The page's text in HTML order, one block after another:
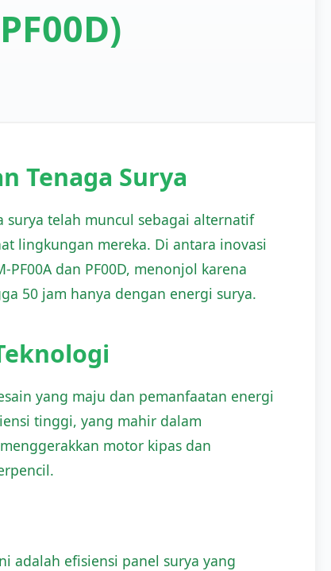
Tenaga Surya
telah muncul sebagai alternatif
lingkungan mereka. Di antara inovasi
dan PF00D, menonjol karena
50 jam hanya dengan energi surya.
yang maju dan pemanfaatan energi
tinggi, yang mahir dalam
motor kipas dan
adalah efisiensi panel surya yang